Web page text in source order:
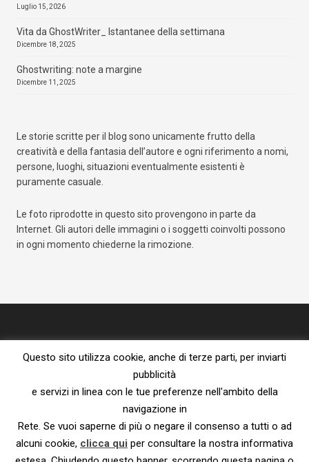
Luglio 15, 2026
Vita da GhostWriter_ Istantanee della settimana
Dicembre 18, 2025
Ghostwriting: note a margine
Dicembre 11, 2025
Le storie scritte per il blog sono unicamente frutto della
creatività e della fantasia dell’autore e ogni riferimento a nomi,
persone, luoghi, situazioni eventualmente esistenti è
puramente casuale.
Le foto riprodotte in questo sito provengono in parte da
Internet. Gli autori delle immagini o i soggetti coinvolti possono
in ogni momento chiederne la rimozione.
Proprietà letteraria riservata – vietata la riproduzione senza l’espresso
consenso dell’autore.
Privacy Policy e Cookie Policy
Informativa ai sensi del Reg. UE
Questo sito utilizza cookie, anche di terze parti, per inviarti
pubblicità
e servizi in linea con le tue preferenze nell'ambito della
navigazione in
Rete. Se vuoi saperne di più o negare il consenso a tutti o ad
alcuni cookie, clicca qui per consultare la nostra informativa